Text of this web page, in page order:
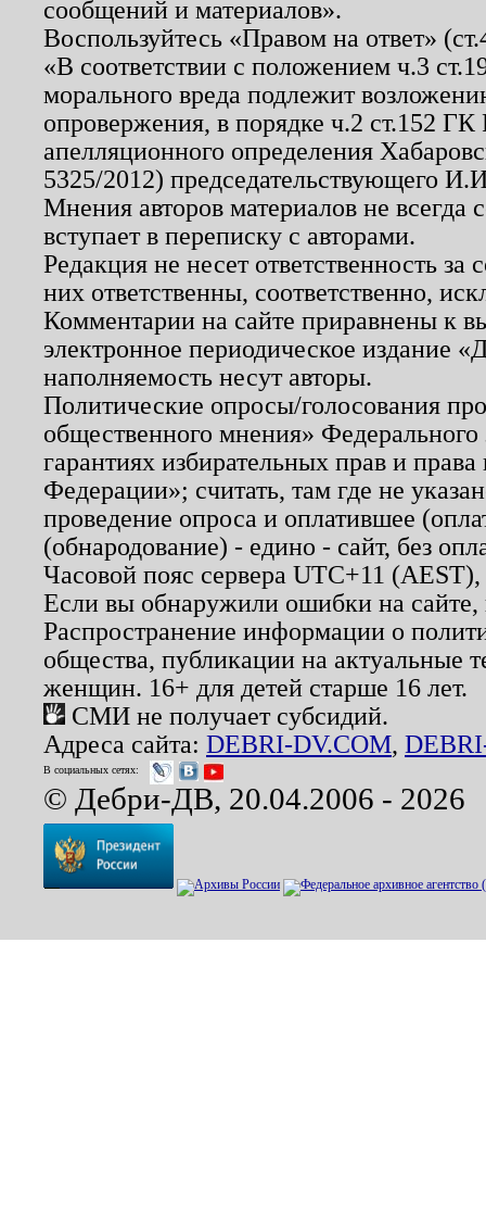
сообщений и материалов».
Воспользуйтесь «Правом на ответ»
«В соответствии с положением ч.3
морального вреда подлежит
опровержения, в порядке ч.2 ст.152
апелляционного определения
5325/2012) председательствующего
Мнения авторов материалов не
вступает в переписку с авторами.
Редакция не несет ответственность
них ответственны, соответственно,
Комментарии на сайте приравнены к
электронное периодическое издание
наполняемость несут авторы.
Политические опросы/голосования
общественного мнения»
гарантиях избирательных прав и
Федерации»; считать, там где не
проведение опроса и оплатившее
(обнародование) - едино - сайт, без
Часовой пояс сервера UTC+11
Если вы обнаружили ошибки на
Распространение информации о
общества, публикации на актуальные
женщин. 16+ для детей старше 16 лет.
СМИ не получает субсидий.
Адреса сайта: DEBRI-DV.COM,
В социальных сетях:
© Дебри-ДВ, 20.04.2006 - 2026